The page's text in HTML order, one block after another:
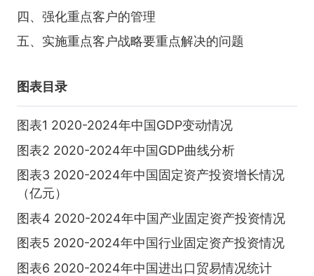
四、强化重点客户的管理
五、实施重点客户战略要重点解决的问题
图表目录
图表1 2020-2024年中国GDP变动情况
图表2 2020-2024年中国GDP曲线分析
图表3 2020-2024年中国固定资产投资增长情况
（亿元）
图表4 2020-2024年中国产业固定资产投资情况
图表5 2020-2024年中国行业固定资产投资情况
图表6 2020-2024年中国进出口贸易情况统计